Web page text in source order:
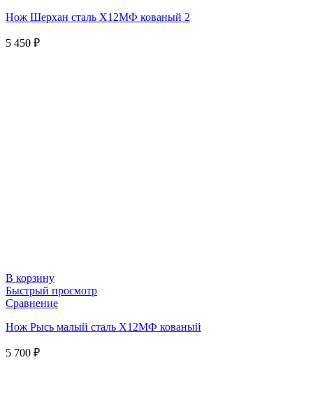
Нож Шерхан сталь Х12МФ кованый 2
5 450 ₽
В корзину
Быстрый просмотр
Сравнение
Нож Рысь малый сталь Х12МФ кованый
5 700 ₽